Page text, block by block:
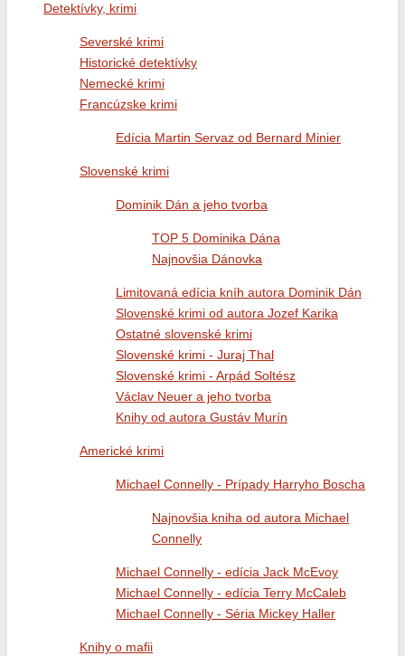
Detektívky, krimi
Severské krimi
Historické detektívky
Nemecké krimi
Francúzske krimi
Edícia Martin Servaz od Bernard Minier
Slovenské krimi
Dominik Dán a jeho tvorba
TOP 5 Dominika Dána
Najnovšia Dánovka
Limitovaná edícia kníh autora Dominik Dán
Slovenské krimi od autora Jozef Karika
Ostatné slovenské krimi
Slovenské krimi - Juraj Thal
Slovenské krimi - Arpád Soltész
Václav Neuer a jeho tvorba
Knihy od autora Gustáv Murín
Americké krimi
Michael Connelly - Prípady Harryho Boscha
Najnovšia kniha od autora Michael
Connelly
Michael Connelly - edícia Jack McEvoy
Michael Connelly - edícia Terry McCaleb
Michael Connelly - Séria Mickey Haller
Knihy o mafii